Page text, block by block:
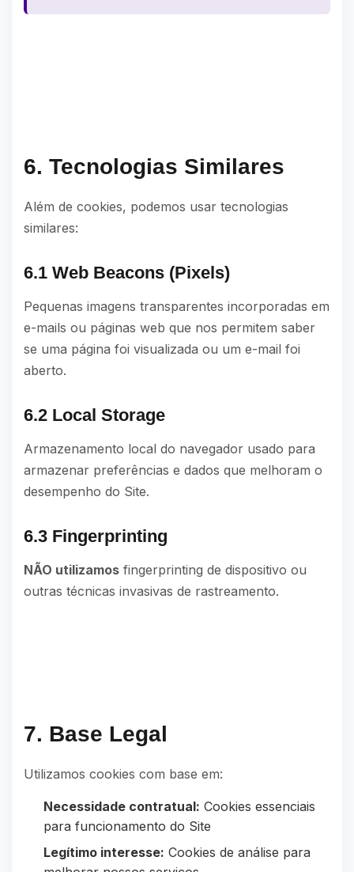
6. Tecnologias Similares
Além de cookies, podemos usar tecnologias
similares:
6.1 Web Beacons (Pixels)
Pequenas imagens transparentes incorporadas em
e-mails ou páginas web que nos permitem saber
se uma página foi visualizada ou um e-mail foi
aberto.
6.2 Local Storage
Armazenamento local do navegador usado para
armazenar preferências e dados que melhoram o
desempenho do Site.
6.3 Fingerprinting
NÃO utilizamos fingerprinting de dispositivo ou
outras técnicas invasivas de rastreamento.
7. Base Legal
Utilizamos cookies com base em:
Necessidade contratual: Cookies essenciais
para funcionamento do Site
Legítimo interesse: Cookies de análise para